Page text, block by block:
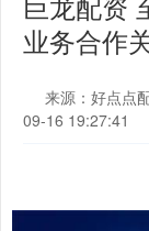
业务合作
来源：好点点
09-16 19:27:41